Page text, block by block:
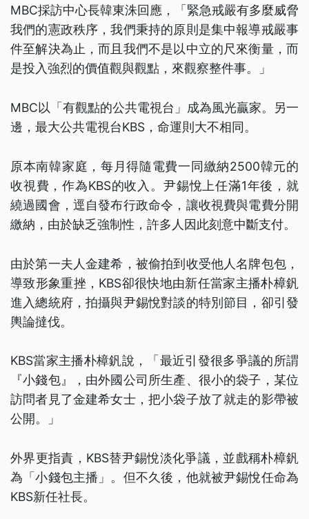
MBC採訪中心長韓東洙回應，「緊急戒嚴有多麼威脅
我們的憲政秩序，我們秉持的原則是集中報導戒嚴事
件至解決為止，而且我們不是以中立的尺來衡量，而
是投入強烈的價值觀與觀點，來觀察整件事。」
MBC以「有觀點的公共電視台」成為風光贏家。另一
邊，最大公共電視台KBS，命運則大不相同。
原本南韓家庭，每月得隨電費一同繳納2500韓元的
收視費，作為KBS的收入。尹錫悅上任滿1年後，就
繞過國會，逕自發布行政命令，讓收視費與電費分開
繳納，由於缺乏強制性，許多人因此刻意中斷支付。
由於第一夫人金建希，被偷拍到收受他人名牌包包，
導致形象重挫，KBS卻很快地由新任當家主播朴樟釩
進入總統府，拍攝與尹錫悅對談的特別節目，卻引發
輿論撻伐。
KBS當家主播朴樟釩說，「最近引發很多爭議的所謂
『小錢包』，由外國公司所生產、很小的袋子，某位
訪問者見了金建希女士，把小袋子放了就走的影帶被
公開。」
外界更指責，KBS替尹錫悅淡化爭議，並戲稱朴樟釩
為「小錢包主播」。但不久後，他就被尹錫悅任命為
KBS新任社長。